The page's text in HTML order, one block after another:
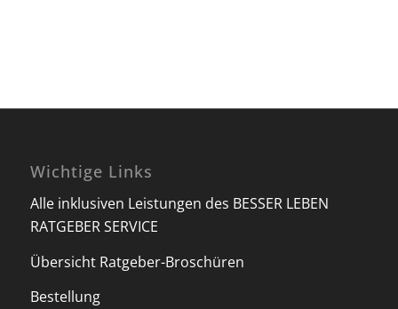
Wichtige Links
Alle inklusiven Leistungen des BESSER LEBEN
RATGEBER SERVICE
Übersicht Ratgeber-Broschüren
Bestellung